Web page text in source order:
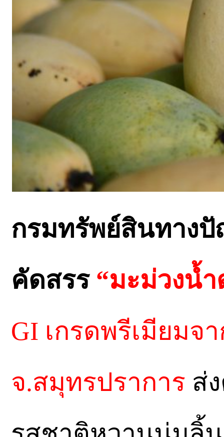
กรมทรัพย์สินทาง
คัดสรร “มะม่วงน้ำ
GI เกรดพรีเมียมจ
จ.สมุทรปราการ ส่